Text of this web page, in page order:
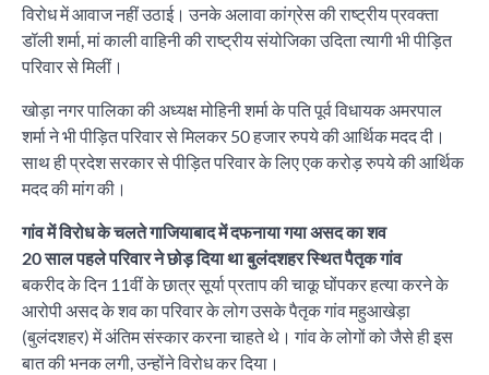
विरोध में आवाज नहीं उठाई। उनके अलावा कांग्रेस की राष्ट्रीय प्रवक्ता
डॉली शर्मा, मां काली वाहिनी की राष्ट्रीय संयोजिका उदिता त्यागी भी पीड़ित
परिवार से मिलीं।
खोड़ा नगर पालिका की अध्यक्ष मोहिनी शर्मा के पति पूर्व विधायक अमरपाल
शर्मा ने भी पीड़ित परिवार से मिलकर 50 हजार रुपये की आर्थिक मदद दी।
साथ ही प्रदेश सरकार से पीड़ित परिवार के लिए एक करोड़ रुपये की आर्थिक
मदद की मांग की।
गांव में विरोध के चलते गाजियाबाद में दफनाया गया असद का शव
20 साल पहले परिवार ने छोड़ दिया था बुलंदशहर स्थित पैतृक गांव
बकरीद के दिन 11वीं के छात्र सूर्या प्रताप की चाकू घोंपकर हत्या करने के
आरोपी असद के शव का परिवार के लोग उसके पैतृक गांव महुआखेड़ा
(बुलंदशहर) में अंतिम संस्कार करना चाहते थे। गांव के लोगों को जैसे ही इस
बात की भनक लगी, उन्होंने विरोध कर दिया।